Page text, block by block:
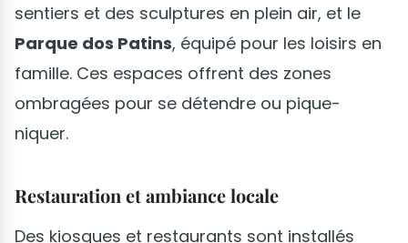
sentiers et des sculptures en plein air, et le
Parque dos Patins, équipé pour les loisirs en
famille. Ces espaces offrent des zones
ombragées pour se détendre ou pique-
niquer.
Restauration et ambiance locale
Des kiosques et restaurants sont installés